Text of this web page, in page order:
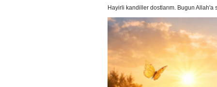
Hayirli kandiller dostlarım. Bugun Allah'a